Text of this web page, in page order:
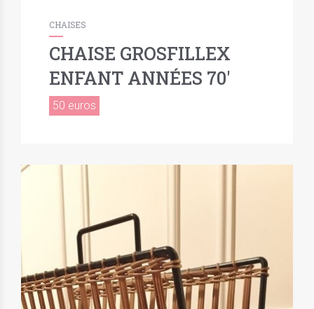
CHAISES
CHAISE GROSFILLEX
ENFANT ANNÉES 70′
50 euros